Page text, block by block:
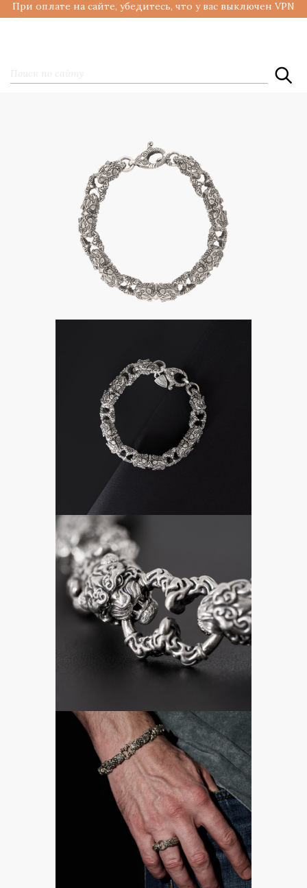
При оплате на сайте, убедитесь, что у вас выключен VPN